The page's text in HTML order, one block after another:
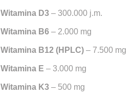
Witamina D3 – 300.000 j.m.
Witamina B6 – 2.000 mg
Witamina B12 (HPLC) – 7.500 mg
Witamina E – 3.000 mg
Witamina K3 – 500 mg